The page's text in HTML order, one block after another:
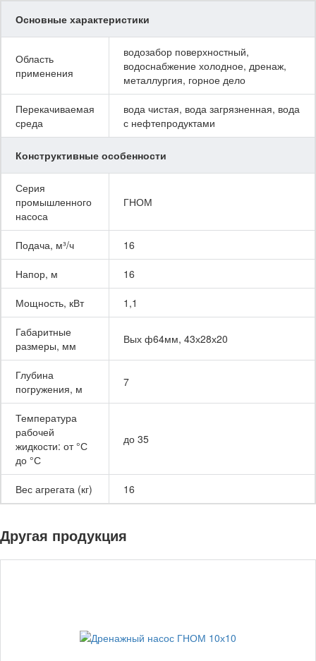
Основные характеристики
Область
применения
водозабор поверхностный,
водоснабжение холодное, дренаж,
металлургия, горное дело
Перекачиваемая
среда
вода чистая, вода загрязненная, вода
с нефтепродуктами
Конструктивные особенности
Серия
промышленного
насоса
ГНОМ
Подача, м³/ч 16
Напор, м 16
Мощность, кВт 1,1
Габаритные
размеры, мм
Вых ф64мм, 43х28х20
Глубина
погружения, м
7
Температура
рабочей
жидкости: от °С
до °С
до 35
Вес агрегата (кг) 16
Другая продукция